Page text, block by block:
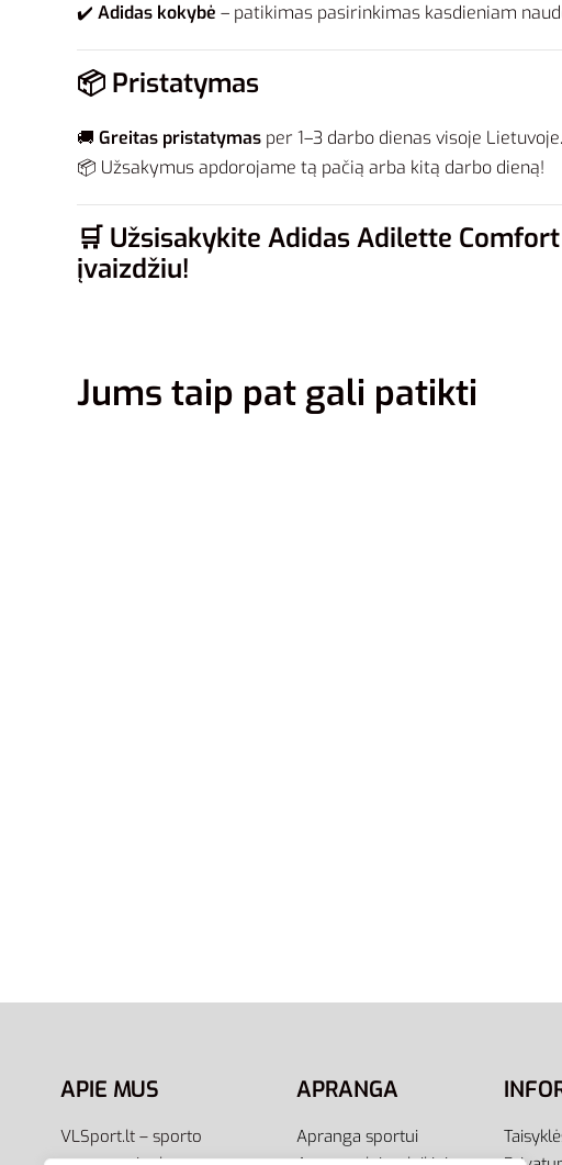
✔️ Adidas kokybė – patikimas pasirinkimas kasdieniam
📦 Pristatymas
🚚 Greitas pristatymas per 1–3 darbo dienas visoje Lietuvoje.
📦 Užsakymus apdorojame tą pačią arba kitą darbo dieną!
🛒 Užsisakykite Adidas Adilette
įvaizdžiu!
Jums taip pat gali patikti
Pasirinkti savybes
APIE MUS
VLSport.lt – sporto
APRANGA
Apranga sportui